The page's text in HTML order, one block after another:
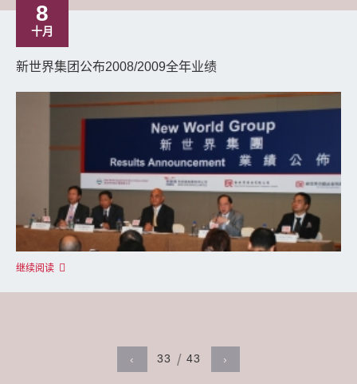
8
十月
新世界集团公布2008/2009全年业绩
继续阅读
‹ 33 43 ›